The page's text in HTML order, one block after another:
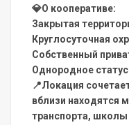
💎О кооперативе:
Закрытая
Круглосуточная
Собственный
Однородное
📍Локация
вблизи находятся
транспорта,